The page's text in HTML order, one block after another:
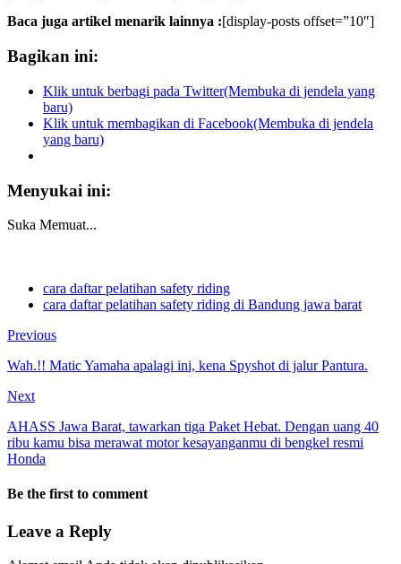
Baca juga artikel menarik lainnya :[display-posts offset=”10″]
Bagikan ini:
Klik untuk berbagi pada Twitter(Membuka di jendela yang
baru)
Klik untuk membagikan di Facebook(Membuka di jendela
yang baru)
Menyukai ini:
Suka Memuat...
cara daftar pelatihan safety riding
cara daftar pelatihan safety riding di Bandung jawa barat
Previous
Wah.!! Matic Yamaha apalagi ini, kena Spyshot di jalur Pantura.
Next
AHASS Jawa Barat, tawarkan tiga Paket Hebat. Dengan uang 40
ribu kamu bisa merawat motor kesayanganmu di bengkel resmi
Honda
Be the first to comment
Leave a Reply